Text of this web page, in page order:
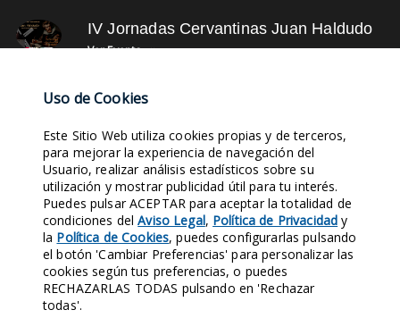
IV Jornadas Cervantinas Juan Haldudo
Ver Evento
FACEBOOK COLABORACIÓN SIGLO XV ASOCIACIÓN SUSCRÍBETE
PARTICIPA ESTATUTOS TWITTER HAZTE SOCIO LEYENDA BALCÓN
Entra en nuestras Redes Sociales y síguenos. Conocerás nuestra
Historia al instante.
1970 421 124
Uso de Cookies
Este Sitio Web utiliza cookies propias y de terceros,
para mejorar la experiencia de navegación del
Usuario, realizar análisis estadísticos sobre su
utilización y mostrar publicidad útil para tu interés.
Puedes pulsar ACEPTAR para aceptar la totalidad de
condiciones delAviso Legal, Política de Privacidad y
la Política de Cookies, puedes configurarlas pulsando
el botón 'Cambiar Preferencias' para personalizar las
cookies según tus preferencias, o puedes
RECHAZARLAS TODAS pulsando en 'Rechazar
todas'.